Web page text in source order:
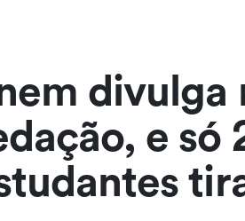
divulga
e só